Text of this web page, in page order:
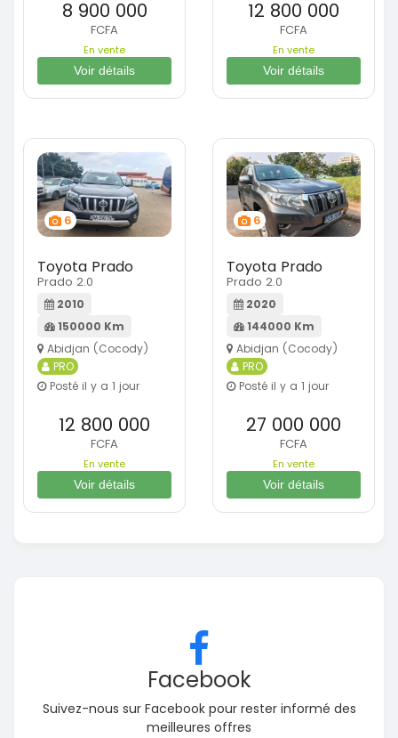
8 900 000
FCFA
En vente
Voir détails
12 800 000
FCFA
En vente
Voir détails
6
Toyota Prado
Prado 2.0
2010
150000 Km
Abidjan (Cocody)
PRO
Posté il y a 1 jour
12 800 000
FCFA
En vente
Voir détails
6
Toyota Prado
Prado 2.0
2020
144000 Km
Abidjan (Cocody)
PRO
Posté il y a 1 jour
27 000 000
FCFA
En vente
Voir détails
Facebook
Suivez-nous sur Facebook pour rester informé des
meilleures offres